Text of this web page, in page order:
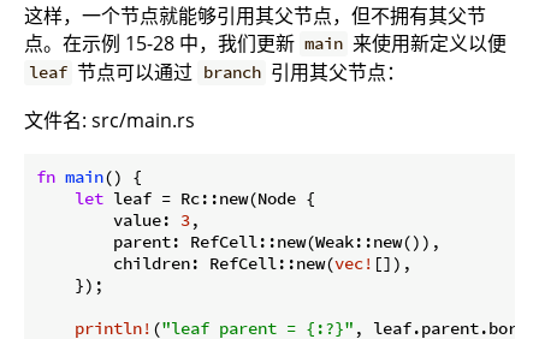
这样，一个节点就能够引用其父节点，但不拥有其父节
点。在示例 15-28 中，我们更新 main 来使用新定义以便
leaf 节点可以通过 branch 引用其父节点：
文件名: src/main.rs
fn main() {
let leaf = Rc::new(Node {
        value:
3,
        parent: RefCell::new(Weak::new()),
        children: RefCell::new(
vec! []),
    });
println! ("leaf parent = {:?}" ,